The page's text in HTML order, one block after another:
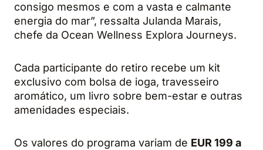
consigo mesmos e com a vasta e calmante
energia do mar”, ressalta Julanda Marais,
chefe da Ocean Wellness Explora Journeys.
Cada participante do retiro recebe um kit
exclusivo com bolsa de ioga, travesseiro
aromático, um livro sobre bem-estar e outras
amenidades especiais.
Os valores do programa variam de EUR 199 a